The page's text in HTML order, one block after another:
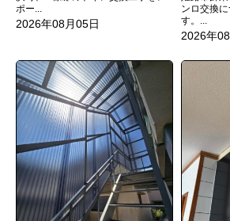
ポー...
2026年08月05日
ンロ交換
す。...
2026年